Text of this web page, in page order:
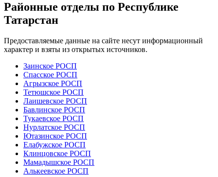
Районные отделы по Республике
Татарстан
Предоставляемые данные на сайте несут информационный
характер и взяты из открытых источников.
Заинское РОСП
Спасское РОСП
Агрызское РОСП
Тетюшское РОСП
Лаишевское РОСП
Бавлинское РОСП
Тукаевское РОСП
Нурлатское РОСП
Ютазинское РОСП
Елабужское РОСП
Клинцовское РОСП
Мамадышское РОСП
Алькеевское РОСП